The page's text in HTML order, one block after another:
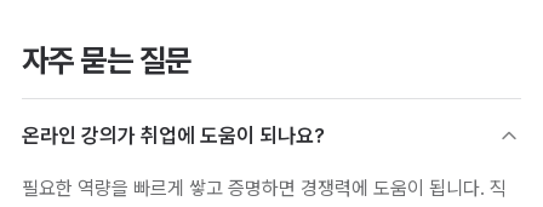
자주 묻는 질문
온라인 강의가 취업에 도움이 되나요?
필요한 역량을 빠르게 쌓고 증명하면 경쟁력에 도움이 됩니다. 직